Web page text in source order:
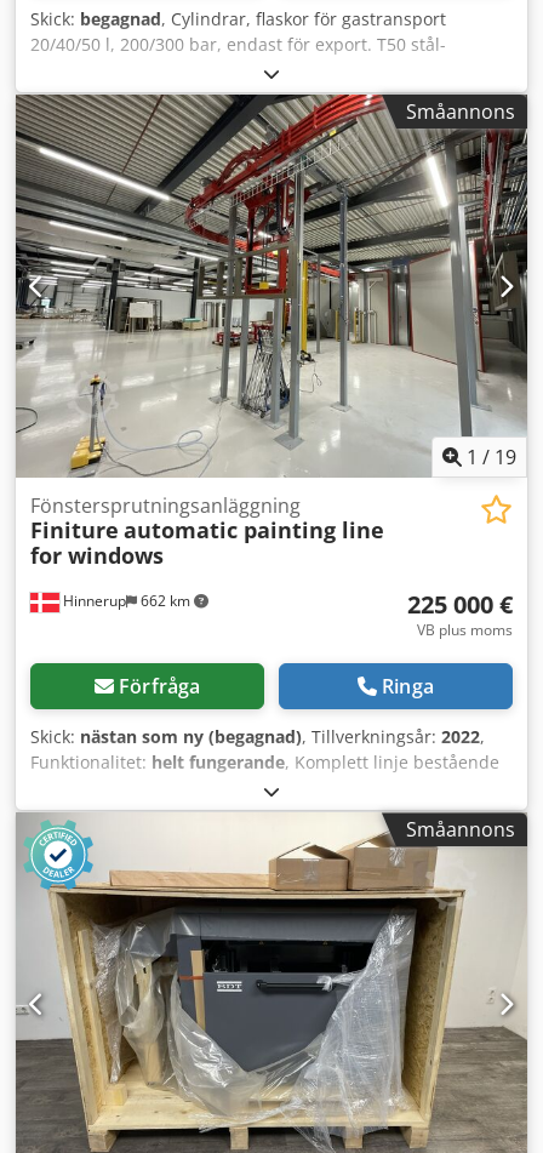
Skick: begagnad, Cylindrar, flaskor för gastransport
20/40/50 l, 200/300 bar, endast för export. T50 stål-
gasflaskor, 50 l, 200 bar, 288 stycken. T40 stål-gasflaskor,
40 l, 200 bar, 288 stycken. T23 stål-gasflaskor, 20 l, 300 bar,
288 stycken. Cjdpfx Aceyfpg No Ierf Alla flaskor är
kompletta, tomma och exportklara.
Småannons
1 / 19
Hinnerup 662 km
Fönstersprutningsanläggning
Finiture automatic painting line
for windows
225 000 €
VB plus moms
Förfråga Ringa
Skick: nästan som ny (begagnad), Tillverkningsår: 2022,
Funktionalitet: helt fungerande, Komplett linje bestående
av: Bi-skens upphängd transportör med tvåpunktsbärande
stång, lyft- och rotationsenhet. Sprutbox för robot med full
recirkulation och automatiskt förfiltersystem.
Högtrycksbefuktare för sprutbox och flash-off-rum.
Robotiserat sprutsystem för fönster med rengöringsenhet
för jackmunstycke, automatisk färgväxling (3 oberoende),
elektrostatiskt säkerhetssystem, färgflödesmätare.
Torktunnel med LDP-system och axiella fläktar.
Supervisorsystem med datagränssnitt och datamic-läsare.
"Linjen är förpackad för transport. Den har varit installerad
tidigare, men har aldrig tagits i drift." Crjdpfx Acoxw Ux Hj
Småannons